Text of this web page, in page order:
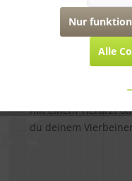
Die gute Nachricht:
therapierbar. Denn
geraten, reagieren
Sollte dein Hund
mit einem Tierarzt
du deinem
Nur
Alle